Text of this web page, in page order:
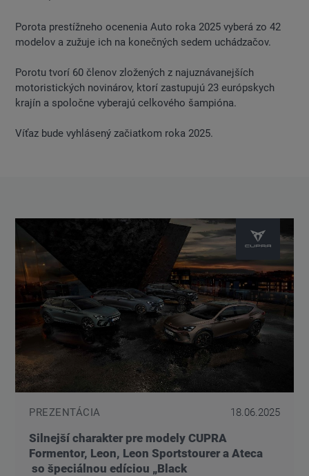
Porota prestížneho ocenenia Auto roka 2025 vyberá zo 42
modelov a zužuje ich na konečných sedem uchádzačov.
Porotu tvorí 60 členov zložených z najuznávanejších
motoristických novinárov, ktorí zastupujú 23 európskych
krajín a spoločne vyberajú celkového šampióna.
Víťaz bude vyhlásený začiatkom roka 2025.
PREZENTÁCIA 18.06.2025
Silnejší charakter pre modely CUPRA
Formentor, Leon, Leon Sportstourer a Ateca
so špeciálnou edíciou „Black